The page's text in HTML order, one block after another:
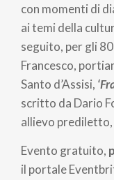
con momenti di
ai temi della
seguito, per gli
Francesco,
Santo d’Assisi,
scritto da Dario
allievo prediletto,
Evento gratuito,
il portale